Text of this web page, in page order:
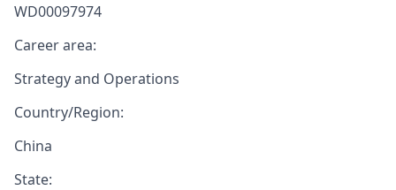
WD00097974
Career area:
Strategy and Operations
Country/Region:
China
State: